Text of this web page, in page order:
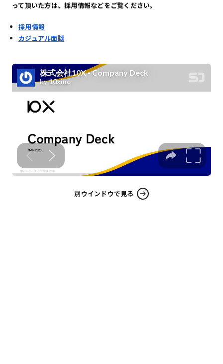
って頂いた方は、採用情報などをご覧ください。
採用情報
カジュアル面談
別ウインドウで見る